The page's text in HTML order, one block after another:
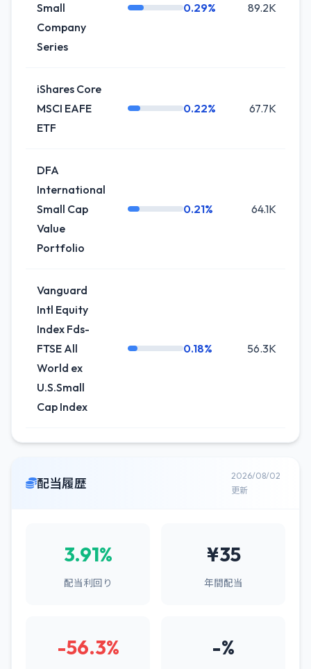
Small
Company
Series
0.29% 89.2K
iShares Core
MSCI EAFE
ETF
0.22% 67.7K
DFA
International
Small Cap
Value
Portfolio
0.21% 64.1K
Vanguard
Intl Equity
Index Fds-
FTSE All
World ex
U.S.Small
Cap Index
0.18% 56.3K
配当履歴
2026/08/02
更新
3.91%
配当利回り
¥35
年間配当
-56.3% -%